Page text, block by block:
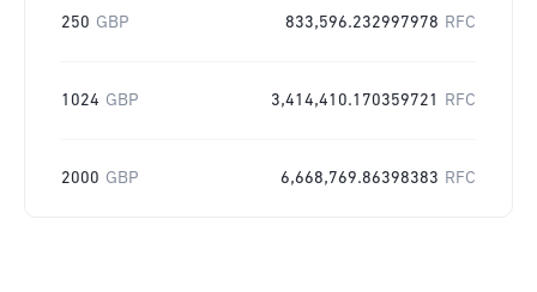
250 GBP 833,596.232997978 RFC
1024 GBP 3,414,410.170359721 RFC
2000 GBP 6,668,769.86398383 RFC